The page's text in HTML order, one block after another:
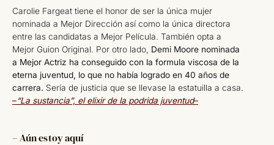
Carolie Fargeat tiene el honor de ser la única mujer
nominada a Mejor Dirección así como la única directora
entre las candidatas a Mejor Película. También opta a
Mejor Guion Original. Por otro lado, Demi Moore nominada
a Mejor Actriz ha conseguido con la formula viscosa de la
eterna juventud, lo que no había logrado en 40 años de
carrera. Sería de justicia que se llevase la estatuilla a casa.
–“La sustancia”, el elixir de la podrida juventud–
– Aún estoy aquí